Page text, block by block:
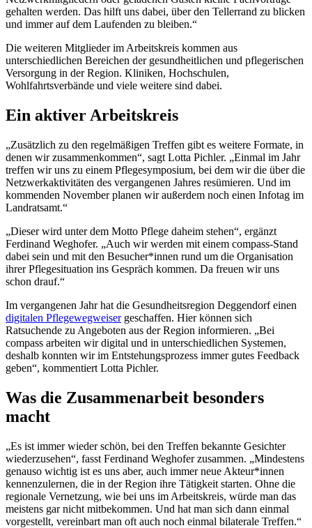
gehalten werden. Das hilft uns dabei, über den Tellerrand zu blicken
und immer auf dem Laufenden zu bleiben.“
Die weiteren Mitglieder im Arbeitskreis kommen aus
unterschiedlichen Bereichen der gesundheitlichen und pflegerischen
Versorgung in der Region. Kliniken, Hochschulen,
Wohlfahrtsverbände und viele weitere sind dabei.
Ein aktiver Arbeitskreis
„Zusätzlich zu den regelmäßigen Treffen gibt es weitere Formate, in
denen wir zusammenkommen“, sagt Lotta Pichler. „Einmal im Jahr
treffen wir uns zu einem Pflegesymposium, bei dem wir die über die
Netzwerkaktivitäten des vergangenen Jahres resümieren. Und im
kommenden November planen wir außerdem noch einen Infotag im
Landratsamt.“
„Dieser wird unter dem Motto Pflege daheim stehen“, ergänzt
Ferdinand Weghofer. „Auch wir werden mit einem compass-Stand
dabei sein und mit den Besucher*innen rund um die Organisation
ihrer Pflegesituation ins Gespräch kommen. Da freuen wir uns
schon drauf.“
Im vergangenen Jahr hat die Gesundheitsregion Deggendorf einen
digitalen Pflegewegweisergeschaffen. Hier können sich
Ratsuchende zu Angeboten aus der Region informieren. „Bei
compass arbeiten wir digital und in unterschiedlichen Systemen,
deshalb konnten wir im Entstehungsprozess immer gutes Feedback
geben“, kommentiert Lotta Pichler.
Was die Zusammenarbeit besonders
macht
„Es ist immer wieder schön, bei den Treffen bekannte Gesichter
wiederzusehen“, fasst Ferdinand Weghofer zusammen. „Mindestens
genauso wichtig ist es uns aber, auch immer neue Akteur*innen
kennenzulernen, die in der Region ihre Tätigkeit starten. Ohne die
regionale Vernetzung, wie bei uns im Arbeitskreis, würde man das
meistens gar nicht mitbekommen. Und hat man sich dann einmal
vorgestellt, vereinbart man oft auch noch einmal bilaterale Treffen.“